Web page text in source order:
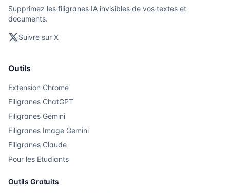
Supprimez les filigranes IA invisibles de vos textes et
documents.
Suivre sur X
Outils
Extension Chrome
Filigranes ChatGPT
Filigranes Gemini
Filigranes Image Gemini
Filigranes Claude
Pour les Etudiants
Outils Gratuits